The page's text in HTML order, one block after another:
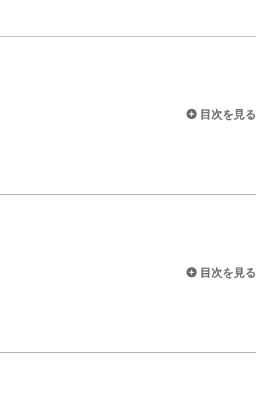
目次を見る
目次を見る